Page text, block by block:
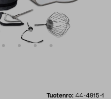
Tuotenro: 44-4915-1